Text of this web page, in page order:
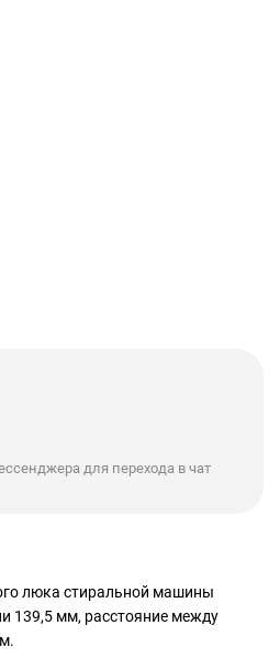
для перехода в чат
люка стиральной машины
139,5 мм, расстояние между